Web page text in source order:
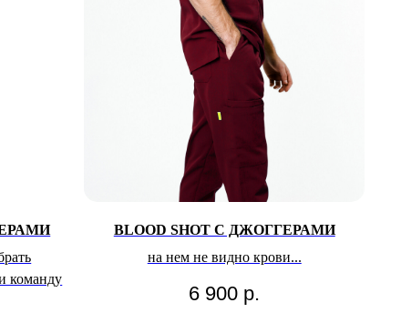
команду
BLOOD SHOT С ДЖОГГЕРАМИ
на нем не видно крови...
6 900 р.